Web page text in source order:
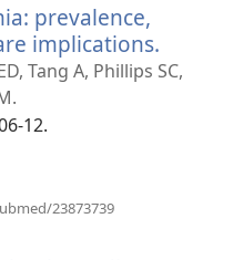
窗
口）
prevalence,
implications.
开
Tang A, Phillips SC,
12.
23873739